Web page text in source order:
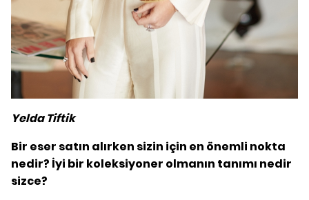
Yelda Tiftik
Bir eser satın alırken sizin için en önemli nokta
nedir? İyi bir koleksiyoner olmanın tanımı nedir
sizce?